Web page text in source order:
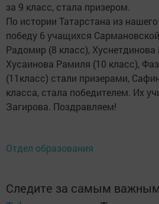
за 9 класс, стала призером.
По истории Татарстана из
победу 6 учащихся
Радомир (8 класс), Хуснетдинова
Хусаинова Рамиля (10 класс),
(11класс) стали призерами,
класса, стала победителем. Их
Загирова. Поздравляем!
Отдел образования
Следите за самым